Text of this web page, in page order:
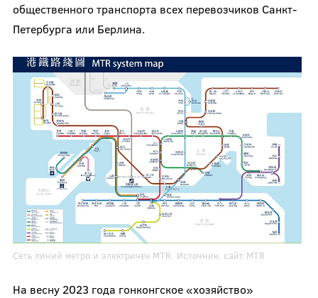
общественного транспорта всех перевозчиков Санкт-
Петербурга или Берлина.
Сеть линий метро и электричек MTR. Источник: сайт MTR
На весну 2023 года гонконгское «хозяйство»